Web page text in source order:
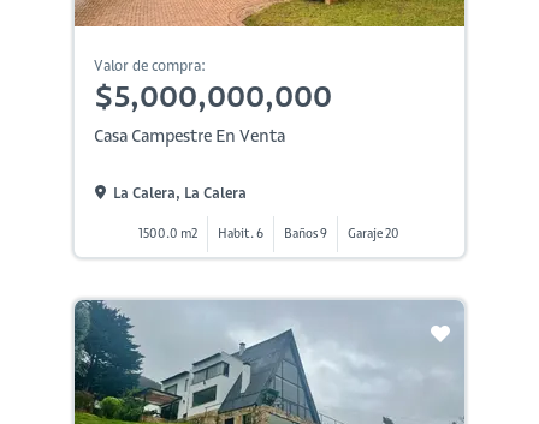
Valor de compra:
$5,000,000,000
Casa Campestre En Venta
La Calera, La Calera
1500.0 m2 Habit. 6 Baños 9 Garaje 20